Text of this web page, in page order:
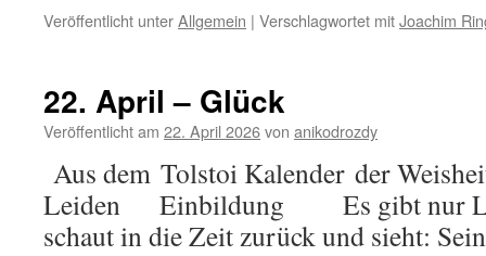
Veröffentlicht unterAllgemein | Verschlagwortet mitJoachim
22. April – Glück
Veröffentlicht am 22. April 2026von anikodrozdy
Aus dem Tolstoi Kalender der
Leiden Einbildung Es gibt nur
schaut in die Zeit zurück und sieht: